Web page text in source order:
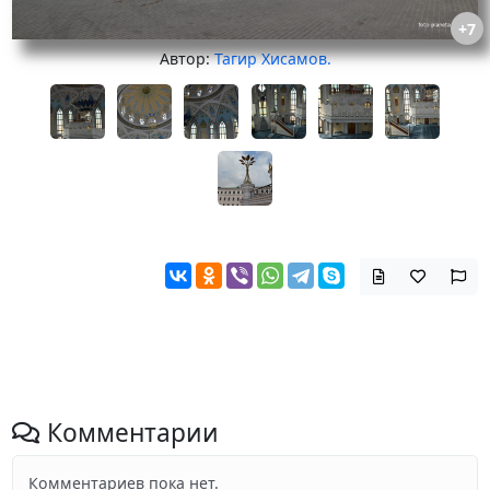
+7
Автор:Тагир Хисамов.
Комментарии
Комментариев пока нет.